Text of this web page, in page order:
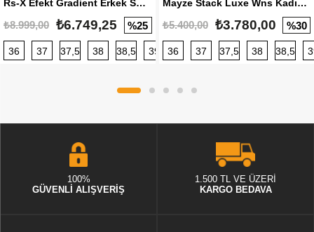
Rs-X Efekt Gradient Erkek Sneaker
₺8.999,00 ₺6.749,25 %25
36 37 37,5 38 38,5 39 40 40,5 41 42 42,5
Mayze Stack Luxe Wns Kadın Sneaker
₺5.400,00 ₺3.780,00 %30
36 37 37,5 38 38,5
100%
GÜVENLİ ALIŞVERİŞ
1.500 TL VE ÜZERİ
KARGO BEDAVA